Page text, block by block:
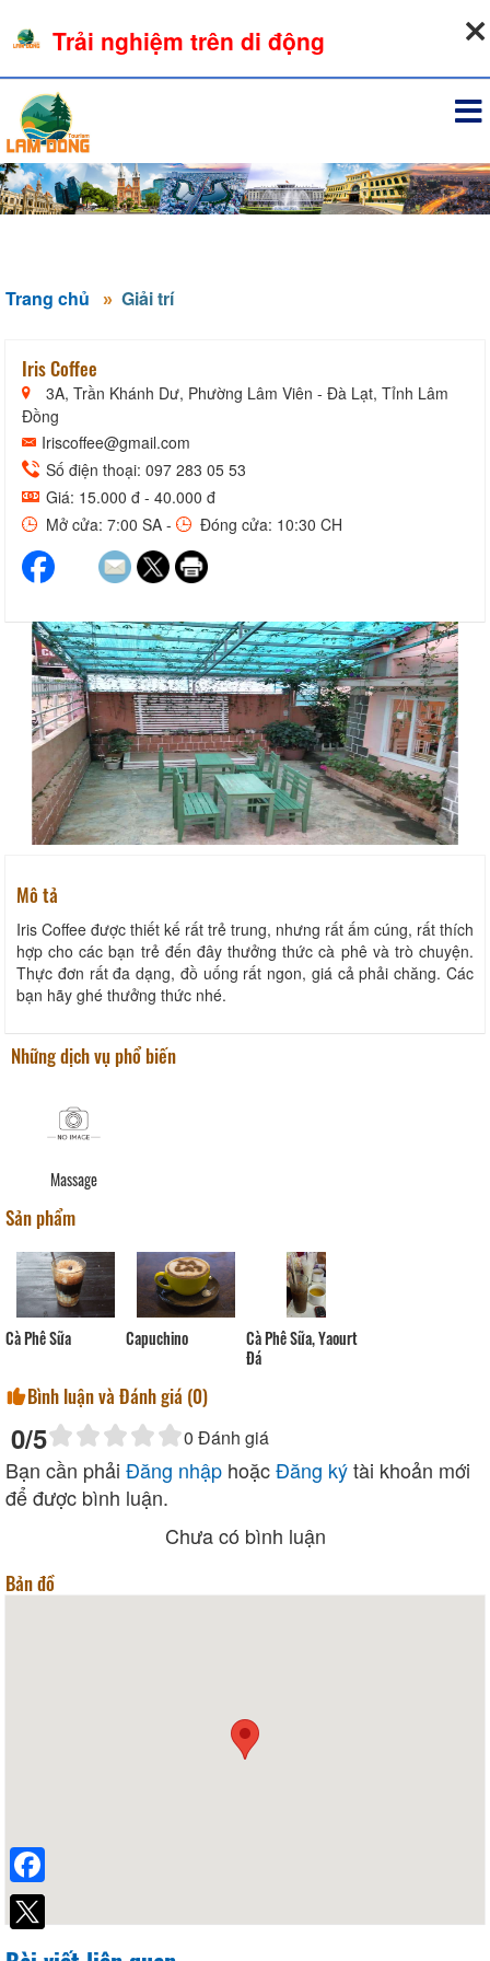
Trang chủ Giải trí
Iris Coffee
3A, Trần Khánh Dư, Phường Lâm Viên - Đà Lạt, Tỉnh Lâm
Đồng
Iriscoffee@gmail.com
Số điện thoại: 097 283 05 53
Giá: 15.000 đ - 40.000 đ
Mở cửa: 7:00 SA -
Đóng cửa: 10:30 CH
Mô tả
Iris Coffee được thiết kế rất trẻ trung, nhưng rất ấm cúng, rất thích
hợp cho các bạn trẻ đến đây thưởng thức cà phê và trò chuyện.
Thực đơn rất đa dạng, đồ uống rất ngon, giá cả phải chăng. Các
bạn hãy ghé thưởng thức nhé.
Những dịch vụ phổ biến
Massage
Sản phẩm
Cà Phê Sữa Capuchino
Cà Phê Sữa, Yaourt
Đá
Bình luận và Đánh giá (0)
0/5 0 Đánh giá
Bạn cần phải Đăng nhập hoặcĐăng kýtài khoản mới
để được bình luận.
Chưa có bình luận
Bản đồ
Trải nghiệm trên di động
Facebook